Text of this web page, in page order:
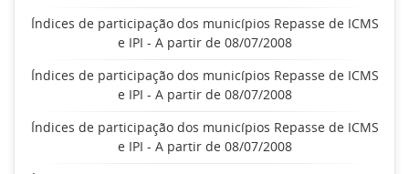
Índices de participação dos municípios Repasse de ICMS
e IPI - A partir de 08/07/2008
Índices de participação dos municípios Repasse de ICMS
e IPI - A partir de 08/07/2008
Índices de participação dos municípios Repasse de ICMS
e IPI - A partir de 08/07/2008